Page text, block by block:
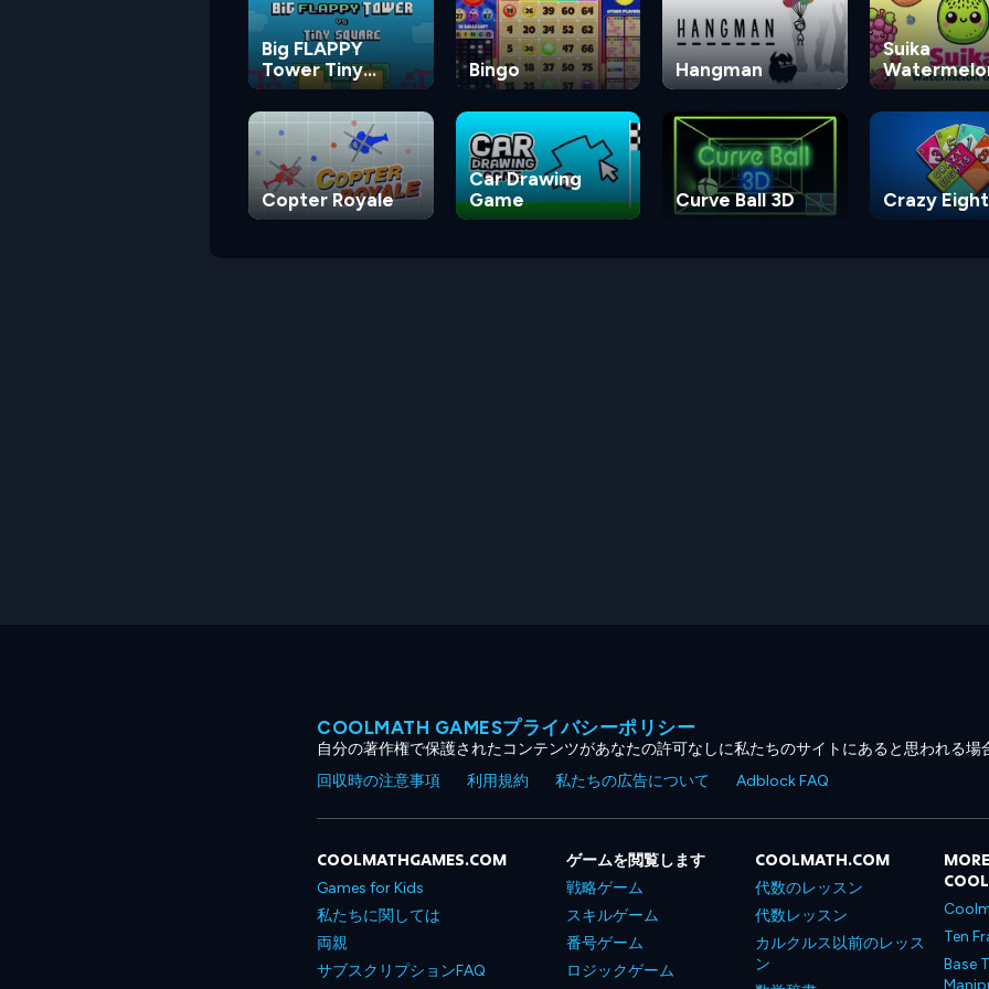
Big FLAPPY
Tower Tiny
Square
Bingo Hangman
Suika
Game
Copter Royale
Car Drawing
Game
Curve Ball 3D Crazy
COOLMATH GAMESプライバシーポリシー
自分の著作権で保護されたコンテンツがあなたの許可なしに私たちのサイトにあると思われる
回収時の注意事項
利用規約 私たちの広告について Adblock FAQ
COOLMATHGAMES.COM
Games for Kids
私たちに関しては
両親
サブスクリプションFAQ
ゲームを閲覧します
戦略ゲーム
スキルゲーム
番号ゲーム
ロジックゲーム
COOLMATH.COM
代数のレッスン
代数レッスン
カルクルス以前のレッス
ン
Ten
Base